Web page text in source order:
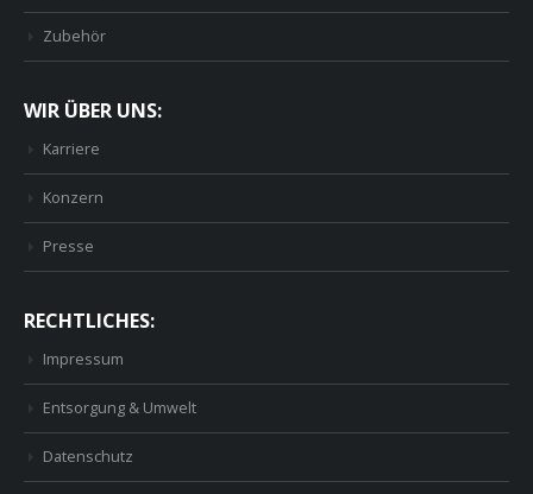
Zubehör
WIR ÜBER UNS:
Karriere
Konzern
Presse
RECHTLICHES:
Impressum
Entsorgung & Umwelt
Datenschutz